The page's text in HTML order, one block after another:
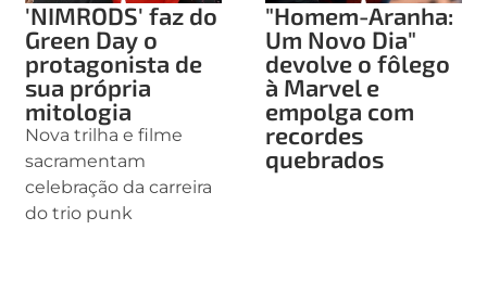
'NIMRODS' faz do
Green Day o
protagonista de
sua própria
mitologia
Nova trilha e filme
sacramentam
celebração da carreira
do trio punk
"Homem-Aranha:
Um Novo Dia"
devolve o fôlego
à Marvel e
empolga com
recordes
quebrados